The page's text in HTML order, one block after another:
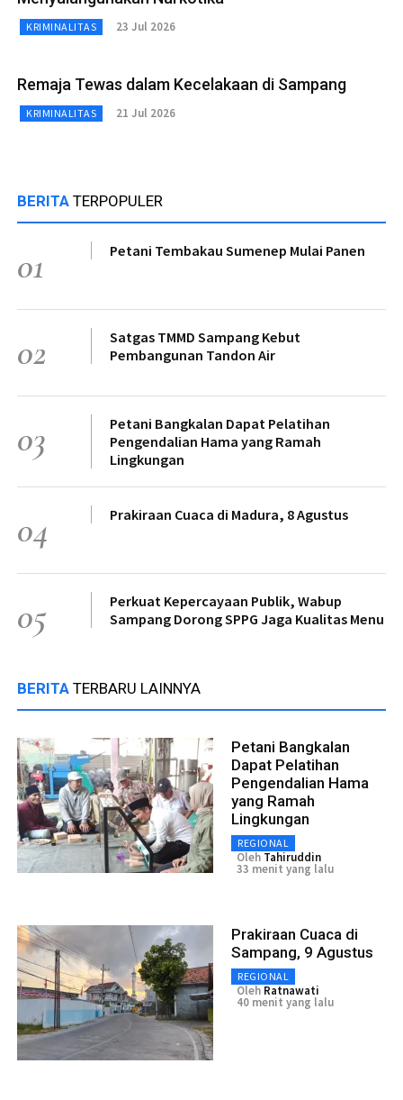
KRIMINALITAS 23 Jul 2026
Remaja Tewas dalam Kecelakaan di Sampang
KRIMINALITAS 21 Jul 2026
BERITA TERPOPULER
01 Petani Tembakau Sumenep Mulai Panen
02
Satgas TMMD Sampang Kebut
Pembangunan Tandon Air
03
Petani Bangkalan Dapat Pelatihan
Pengendalian Hama yang Ramah
Lingkungan
04 Prakiraan Cuaca di Madura, 8 Agustus
05
Perkuat Kepercayaan Publik, Wabup
Sampang Dorong SPPG Jaga Kualitas Menu
BERITA TERBARU LAINNYA
Petani Bangkalan
Dapat Pelatihan
Pengendalian Hama
yang Ramah
Lingkungan
REGIONAL
Oleh Tahiruddin
33 menit yang lalu
Prakiraan Cuaca di
Sampang, 9 Agustus
REGIONAL
Oleh Ratnawati
40 menit yang lalu